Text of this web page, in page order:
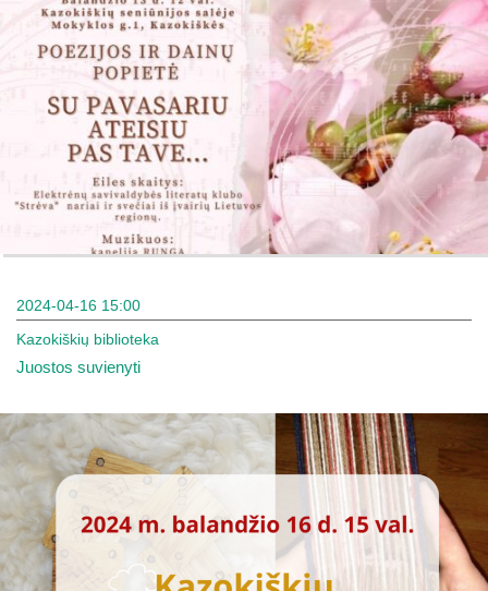
2024-04-16 15:00
Kazokiškių biblioteka
Juostos suvienyti